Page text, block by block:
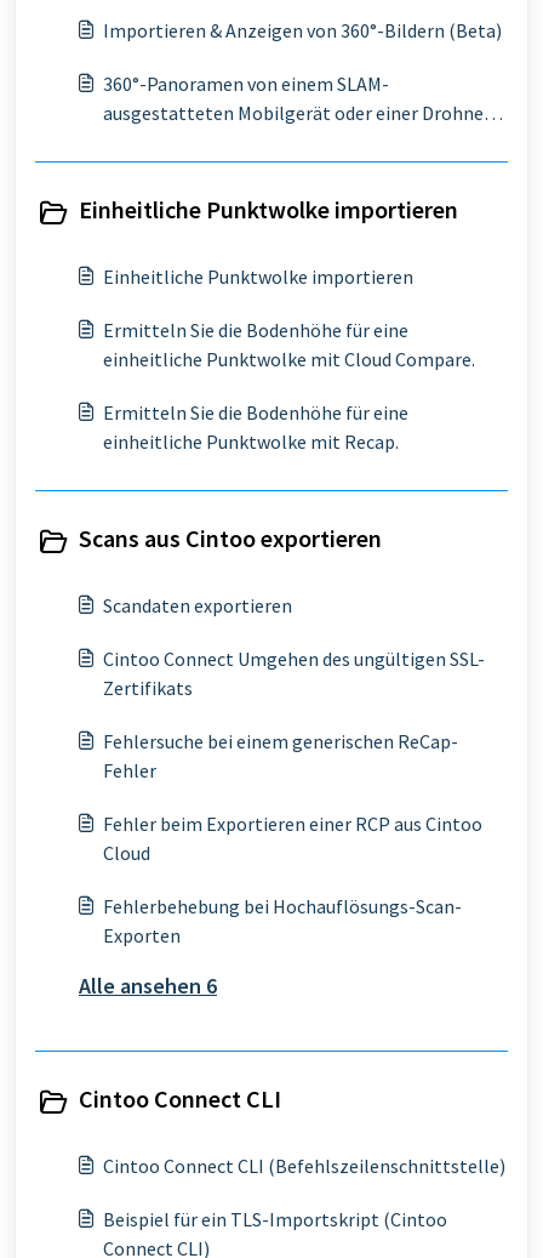
Importieren & Anzeigen von 360°-Bildern (Beta)
360°-Panoramen von einem SLAM-
ausgestatteten Mobilgerät oder einer Drohne
Einheitliche Punktwolke importieren
Einheitliche Punktwolke importieren
Ermitteln Sie die Bodenhöhe für eine
einheitliche Punktwolke mit Cloud Compare.
Ermitteln Sie die Bodenhöhe für eine
einheitliche Punktwolke mit Recap.
Scans aus Cintoo exportieren
Scandaten exportieren
Cintoo Connect Umgehen des ungültigen SSL-
Zertifikats
Fehlersuche bei einem generischen ReCap-
Fehler
Fehler beim Exportieren einer RCP aus Cintoo
Cloud
Fehlerbehebung bei Hochauflösungs-Scan-
Exporten
Alle ansehen 6
Cintoo Connect CLI
Cintoo Connect CLI (Befehlszeilenschnittstelle)
Beispiel für ein TLS-Importskript (Cintoo
Connect CLI)